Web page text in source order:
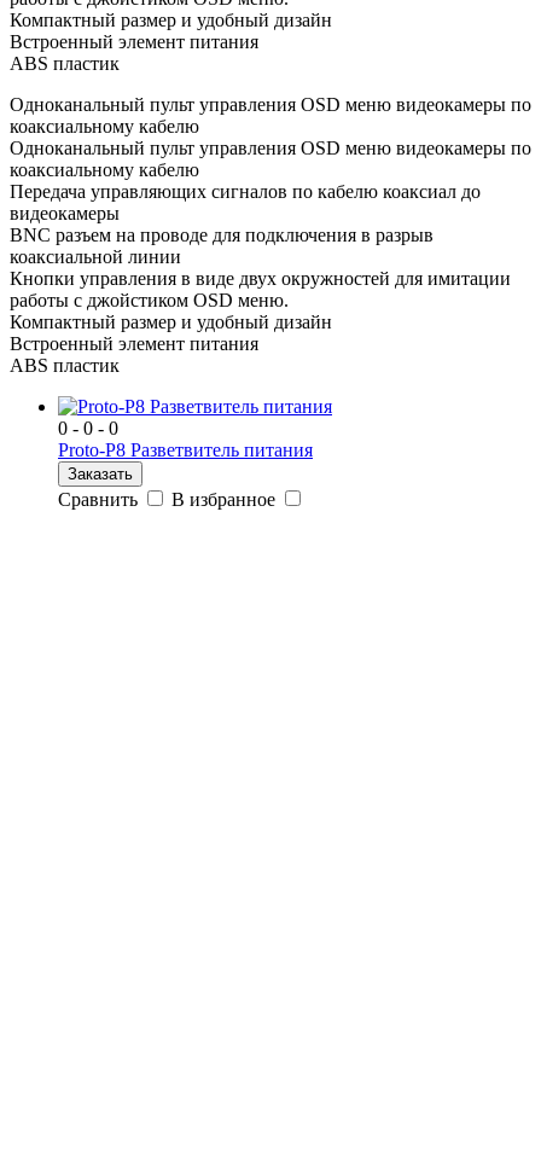
Компактный размер и удобный дизайн
Встроенный элемент питания
ABS пластик
Одноканальный пульт управления OSD меню видеокамеры по
коаксиальному кабелю
Одноканальный пульт управления OSD меню видеокамеры по
коаксиальному кабелю
Передача управляющих сигналов по кабелю коаксиал до
видеокамеры
BNC разъем на проводе для подключения в разрыв
коаксиальной линии
Кнопки управления в виде двух окружностей для имитации
работы с джойстиком OSD меню.
Компактный размер и удобный дизайн
Встроенный элемент питания
ABS пластик
0 - 0 - 0
Proto-P8 Разветвитель питания
Заказать
Сравнить В избранное